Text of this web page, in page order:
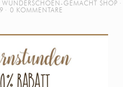
WUNDERSCHOEN-GEMACHT SHOP
0 KOMMENTARE